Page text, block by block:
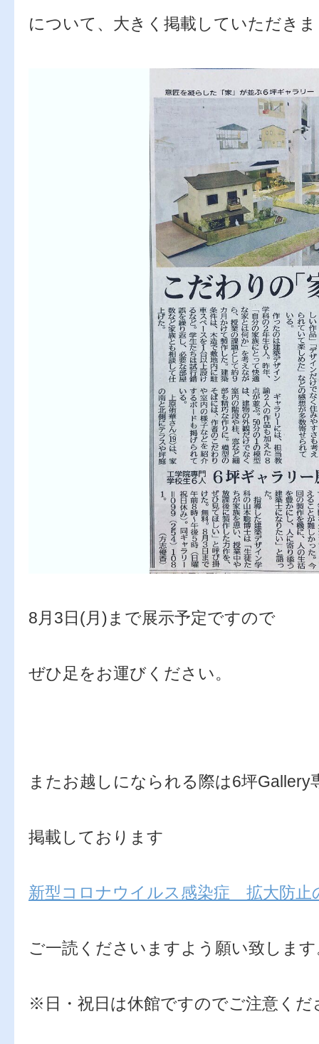
について、大きく掲載していただき
8月3日(月)まで展示予定ですので
ぜひ足をお運びください。
またお越しになられる際は6坪Gallery
掲載しております
新型コロナウイルス感染症 拡大防止
ご一読くださいますよう願い致しま
※日・祝日は休館ですのでご注意くだ